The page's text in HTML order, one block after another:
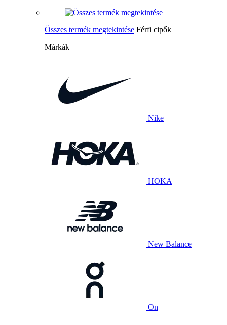
Összes termék megtekintése Férfi cipők
Márkák
Nike
HOKA
New Balance
On